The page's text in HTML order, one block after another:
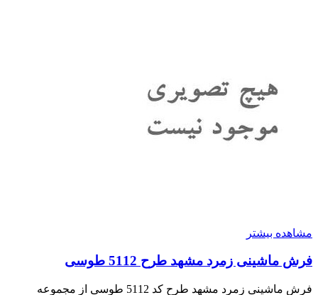
مشاهده بیشتر
فرش ماشینی زمرد مشهد طرح 5112 طوسی
فرش ماشینی زمرد مشهد طرح کد 5112 طوسی از مجموعه